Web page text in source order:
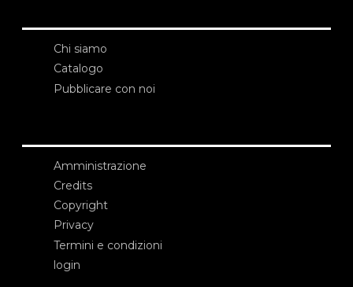
Chi siamo
Catalogo
Pubblicare con noi
Amministrazione
Credits
Copyright
Privacy
Termini e condizioni
login